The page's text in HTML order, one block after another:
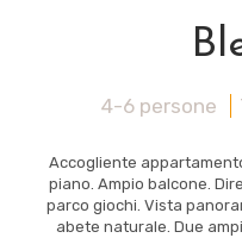
4-6 persone
Accogliente
piano. Ampio balcone.
parco giochi. Vista
abete naturale. Due